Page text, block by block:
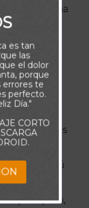
es una
soy
pero
porque
de lo que
abre mis
Dame
salida que Tú
o
atrapado,
es tan
las
el dolor
porque
errores te
perfecto.
Día."
CORTO